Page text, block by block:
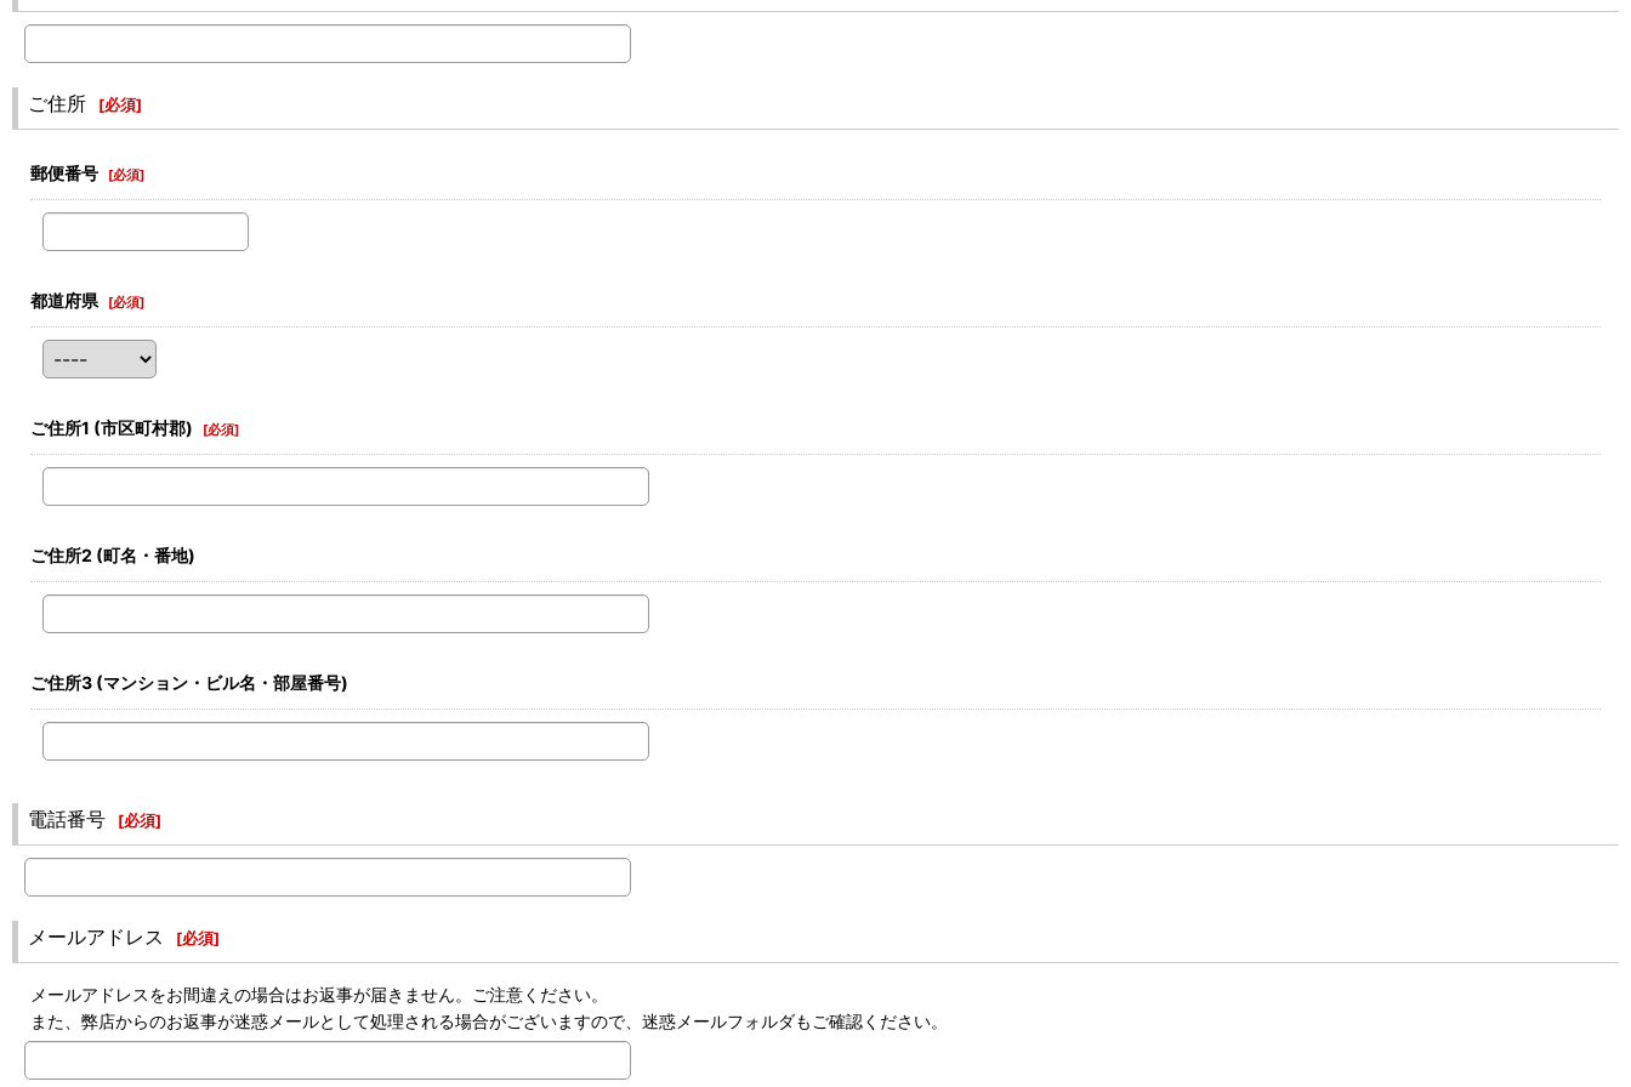
ご住所 [必須]
郵便番号 [必須]
都道府県 [必須]
ご住所1 (市区町村郡) [必須]
ご住所2 (町名・番地)
ご住所3 (マンション・ビル名・部屋番号)
電話番号 [必須]
メールアドレス [必須]
メールアドレスをお間違えの場合はお返事が届きません。ご注意ください。
また、弊店からのお返事が迷惑メールとして処理される場合がございますので、迷惑メールフォルダもご確認ください。